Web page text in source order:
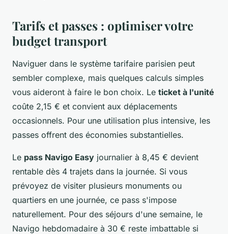
Tarifs et passes : optimiser votre
budget transport
Naviguer dans le système tarifaire parisien peut
sembler complexe, mais quelques calculs simples
vous aideront à faire le bon choix. Le ticket à l'unité
coûte 2,15 € et convient aux déplacements
occasionnels. Pour une utilisation plus intensive, les
passes offrent des économies substantielles.
Le pass Navigo Easy journalier à 8,45 € devient
rentable dès 4 trajets dans la journée. Si vous
prévoyez de visiter plusieurs monuments ou
quartiers en une journée, ce pass s'impose
naturellement. Pour des séjours d'une semaine, le
Navigo hebdomadaire à 30 € reste imbattable si